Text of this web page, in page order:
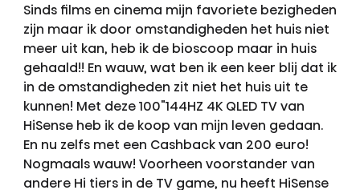
Sinds films en cinema mijn favoriete bezigheden
zijn maar ik door omstandigheden het huis niet
meer uit kan, heb ik de bioscoop maar in huis
gehaald!! En wauw, wat ben ik een keer blij dat ik
in de omstandigheden zit niet het huis uit te
kunnen! Met deze 100"144HZ 4K QLED TV van
HiSense heb ik de koop van mijn leven gedaan.
En nu zelfs met een Cashback van 200 euro!
Nogmaals wauw! Voorheen voorstander van
andere Hi tiers in de TV game, nu heeft HiSense